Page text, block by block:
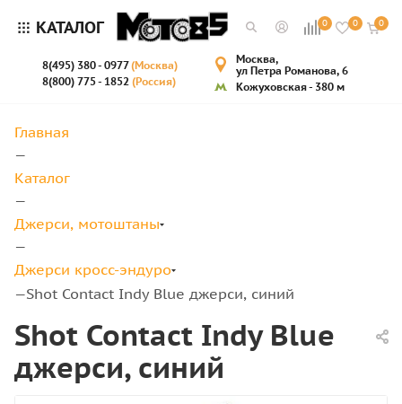
КАТАЛОГ 0 0 0
8(495) 380 - 0977(Москва)
8(800) 775 - 1852 (Россия)
Москва,
ул Петра Романова, 6
Кожуховская - 380 м
Главная
—
Каталог
—
Джерси, мотоштаны
—
Джерси кросс-эндуро
—Shot Contact Indy Blue джерси, синий
Shot Contact Indy Blue
джерси, синий